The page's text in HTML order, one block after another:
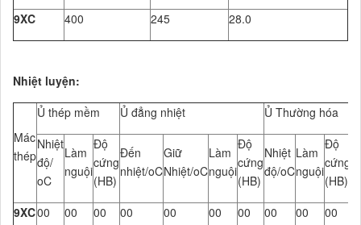
9XC
400 245 28.0
Nhiệt luyện:
Mác
thép
Ủ thép mềm Ủ đẳng nhiệt
Ủ Thường hóa
Nhiệt
độ/
oC
Làm
nguội
Độ
cứng
(HB)
Đến
nhiệt/oC
Giữ
Nhiệt/oC
Làm
nguội
Độ
cứng
(HB)
Nhiệt
độ/oC
Làm
nguội
Độ
cứng
(HB)
9XC00 00 00 00 00 00 00 00 00 00